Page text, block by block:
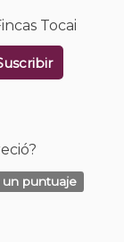
Tocai
un puntuaje